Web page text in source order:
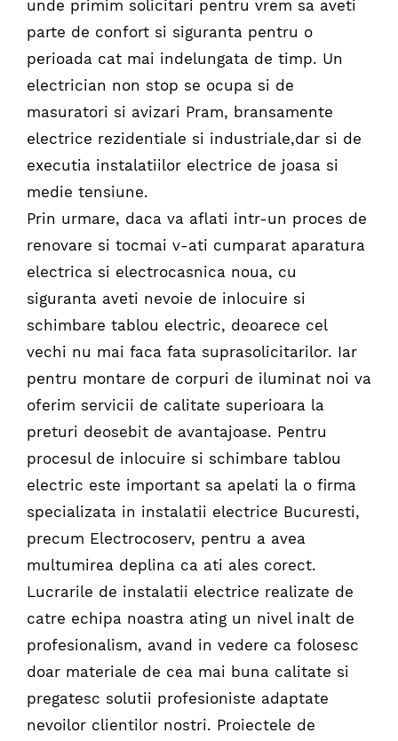
unde primim solicitari pentru vrem sa aveti
parte de confort si siguranta pentru o
perioada cat mai indelungata de timp. Un
electrician non stop se ocupa si de
masuratori si avizari Pram, bransamente
electrice rezidentiale si industriale,dar si de
executia instalatiilor electrice de joasa si
medie tensiune.
Prin urmare, daca va aflati intr-un proces de
renovare si tocmai v-ati cumparat aparatura
electrica si electrocasnica noua, cu
siguranta aveti nevoie de inlocuire si
schimbare tablou electric, deoarece cel
vechi nu mai faca fata suprasolicitarilor. Iar
pentru montare de corpuri de iluminat noi va
oferim servicii de calitate superioara la
preturi deosebit de avantajoase. Pentru
procesul de inlocuire si schimbare tablou
electric este important sa apelati la o firma
specializata in instalatii electrice Bucuresti,
precum Electrocoserv, pentru a avea
multumirea deplina ca ati ales corect.
Lucrarile de instalatii electrice realizate de
catre echipa noastra ating un nivel inalt de
profesionalism, avand in vedere ca folosesc
doar materiale de cea mai buna calitate si
pregatesc solutii profesioniste adaptate
nevoilor clientilor nostri. Proiectele de